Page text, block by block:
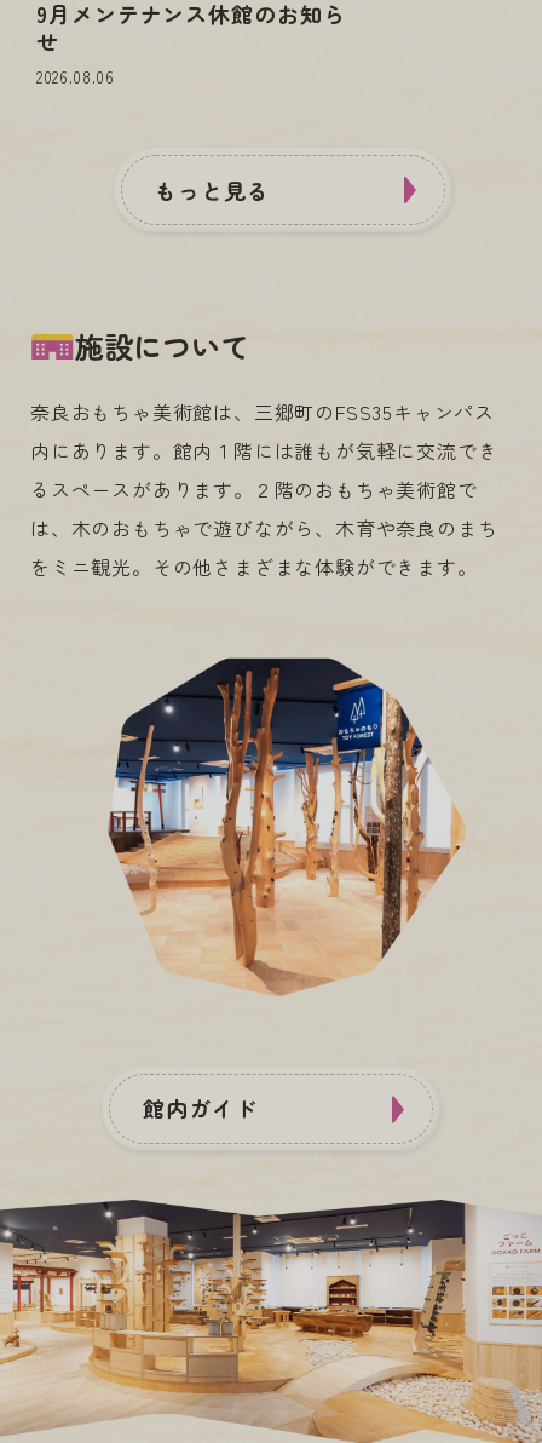
9月メンテナンス休館のお知ら
せ
2026.08.06
もっと見る
施設について
奈良おもちゃ美術館は、三郷町のFSS35キャンパス
内にあります。館内１階には誰もが気軽に交流でき
るスペースがあります。２階のおもちゃ美術館で
は、木のおもちゃで遊びながら、木育や奈良のまち
をミニ観光。その他さまざまな体験ができます。
館内ガイド